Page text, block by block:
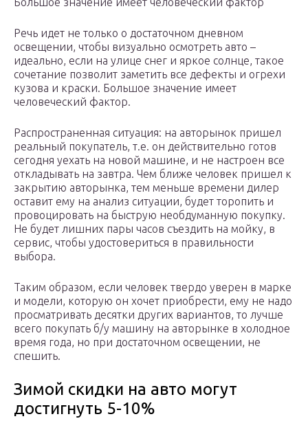
Речь идет не только о достаточном дневном
освещении, чтобы визуально осмотреть авто –
идеально, если на улице снег и яркое солнце, такое
сочетание позволит заметить все дефекты и огрехи
кузова и краски. Большое значение имеет
человеческий фактор.
Распространенная ситуация: на авторынок пришел
реальный покупатель, т.е. он действительно готов
сегодня уехать на новой машине, и не настроен все
откладывать на завтра. Чем ближе человек пришел к
закрытию авторынка, тем меньше времени дилер
оставит ему на анализ ситуации, будет торопить и
провоцировать на быструю необдуманную покупку.
Не будет лишних пары часов съездить на мойку, в
сервис, чтобы удостовериться в правильности
выбора.
Таким образом, если человек твердо уверен в марке
и модели, которую он хочет приобрести, ему не надо
просматривать десятки других вариантов, то лучше
всего покупать б/у машину на авторынке в холодное
время года, но при достаточном освещении, не
спешить.
Зимой скидки на авто могут
достигнуть 5-10%